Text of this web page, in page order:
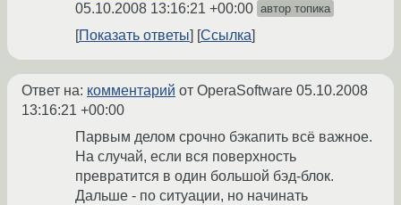
05.10.2008 13:16:21 +00:00 автор топика
Показать ответы Ссылка
Ответ на: комментарий от OperaSoftware 05.10.2008
13:16:21 +00:00
Парвым делом срочно бэкапить всё важное.
На случай, если вся поверхность
превратится в один большой бэд-блок.
Дальше - по ситуации, но начинать